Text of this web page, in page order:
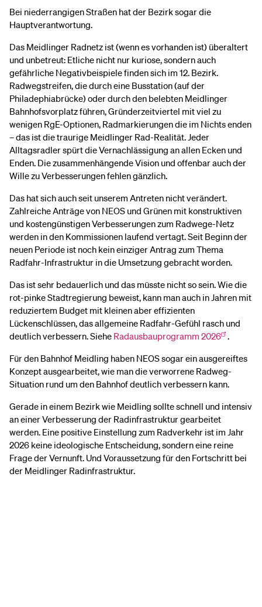
Bei niederrangigen Straßen hat der Bezirk sogar die
Hauptverantwortung.
Das Meidlinger Radnetz ist (wenn es vorhanden ist) überaltert
und unbetreut: Etliche nicht nur kuriose, sondern auch
gefährliche Negativbeispiele finden sich im 12. Bezirk.
Radwegstreifen, die durch eine Busstation (auf der
Philadephiabrücke) oder durch den belebten Meidlinger
Bahnhofsvorplatz führen, Gründerzeitviertel mit viel zu
wenigen RgE-Optionen, Radmarkierungen die im Nichts enden
– das ist die traurige Meidlinger Rad-Realität. Jeder
Alltagsradler spürt die Vernachlässigung an allen Ecken und
Enden. Die zusammenhängende Vision und offenbar auch der
Wille zu Verbesserungen fehlen gänzlich.
Das hat sich auch seit unserem Antreten nicht verändert.
Zahlreiche Anträge von NEOS und Grünen mit konstruktiven
und kostengünstigen Verbesserungen zum Radwege-Netz
werden in den Kommissionen laufend vertagt. Seit Beginn der
neuen Periode ist noch kein einziger Antrag zum Thema
Radfahr-Infrastruktur in die Umsetzung gebracht worden.
Das ist sehr bedauerlich und das müsste nicht so sein. Wie die
rot-pinke Stadtregierung beweist, kann man auch in Jahren mit
reduziertem Budget mit kleinen aber effizienten
Lückenschlüssen, das allgemeine Radfahr-Gefühl rasch und
deutlich verbessern. Siehe Radausbauprogramm 2026 .
Für den Bahnhof Meidling haben NEOS sogar ein ausgereiftes
Konzept ausgearbeitet, wie man die verworrene Radweg-
Situation rund um den Bahnhof deutlich verbessern kann.
Gerade in einem Bezirk wie Meidling sollte schnell und intensiv
an einer Verbesserung der Radinfrastruktur gearbeitet
werden. Eine positive Einstellung zum Radverkehr ist im Jahr
2026 keine ideologische Entscheidung, sondern eine reine
Frage der Vernunft. Und Voraussetzung für den Fortschritt bei
der Meidlinger Radinfrastruktur.